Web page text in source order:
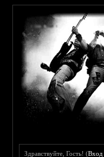
Здравствуйте, Гость! (Вход